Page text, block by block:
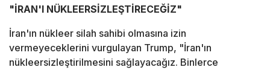
"İRAN'I NÜKLEERSİZLEŞTİRECEĞİZ"
İran'ın nükleer silah sahibi olmasına izin
vermeyeceklerini vurgulayan Trump, "İran'ın
nükleersizleştirilmesini sağlayacağız. Binlerce